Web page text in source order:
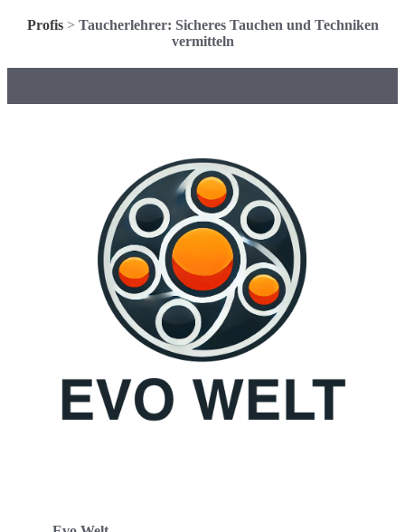
Profis> Taucherlehrer: Sicheres Tauchen und Techniken
vermitteln